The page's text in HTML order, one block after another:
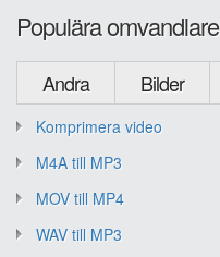
Populära omvandlare
Andra Bilder
Komprimera video
M4A till MP3
MOV till MP4
WAV till MP3